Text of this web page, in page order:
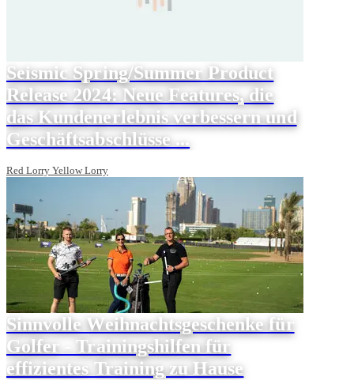
Seismic Spring/Summer Product
Release 2024: Neue Features, die
das Kundenerlebnis verbessern und
Geschäftsabschlüsse ...
Red Lorry Yellow Lorry
Sinnvolle Weihnachtsgeschenke für
Golfer - Trainingshilfen für
effizientes Training zu Hause